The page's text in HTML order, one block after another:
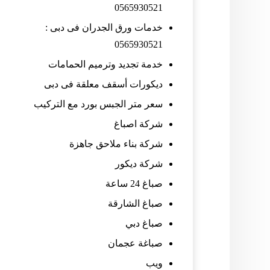
0565930521
خدمات ورق الجدران فى دبى :
0565930521
خدمة تجديد وترميم الحمامات
ديكورات أسقف معلقة فى دبى
سعر متر الجبس بورد مع التركيب
شركة اصباغ
شركة بناء ملاحق جاهزة
شركة ديكور
صباغ 24 ساعة
صباغ الشارقة
صباغ دبي
صباغة عجمان
ويب